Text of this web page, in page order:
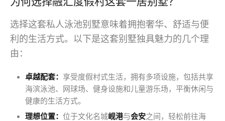
选择这套私人泳池别墅意味着拥抱奢华、舒适与便
利的生活方式。以下是这套别墅独具魅力的几个理
由：
卓越配套： 享受度假村式生活，拥有多项设施，包括共享
海滨泳池、网球场、健身设施和儿童游乐场，平衡休闲与
健康的生活方式。
理想位置： 位于文化名城岘港与会安之间，轻松前往海